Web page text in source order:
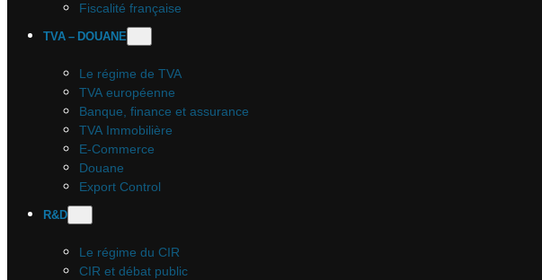
Fiscalité française
TVA – DOUANE
Le régime de TVA
TVA européenne
Banque, finance et assurance
TVA Immobilière
E-Commerce
Douane
Export Control
R&D
Le régime du CIR
CIR et débat public